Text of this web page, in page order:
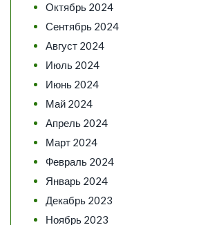
Октябрь 2024
Сентябрь 2024
Август 2024
Июль 2024
Июнь 2024
Май 2024
Апрель 2024
Март 2024
Февраль 2024
Январь 2024
Декабрь 2023
Ноябрь 2023